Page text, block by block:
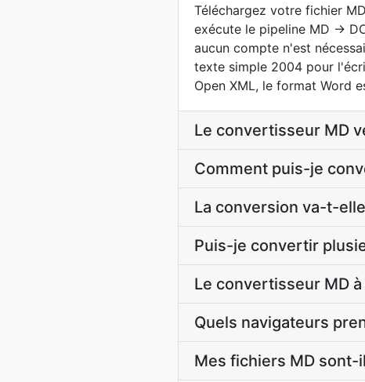
Téléchargez votre fichier
exécute le pipeline MD →
aucun compte n'est
texte simple 2004 pour
Open XML, le format Word
Le convertisseur MD
Comment puis-je
La conversion va-t-
Puis-je convertir
Le convertisseur MD
Quels navigateurs
Mes fichiers MD sont-